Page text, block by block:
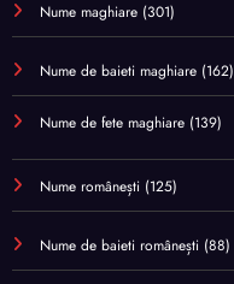
Nume maghiare (301)
Nume de baieti maghiare (162)
Nume de fete maghiare (139)
Nume românești (125)
Nume de baieti românești (88)